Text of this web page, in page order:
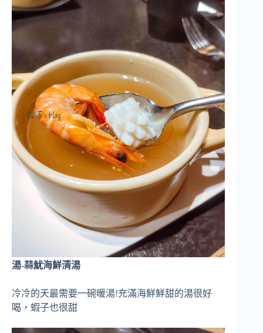
湯-蒜魷海鮮清湯
冷冷的天最需要一碗暖湯!充滿海鮮鮮甜的湯很好
喝，蝦子也很甜